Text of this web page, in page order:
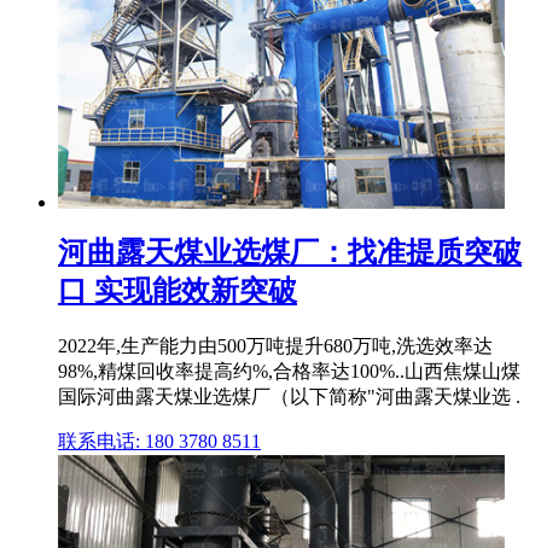
河曲露天煤业选煤厂：找准提质突破
口 实现能效新突破
2022年,生产能力由500万吨提升680万吨,洗选效率达
98%,精煤回收率提高约%,合格率达100%..山西焦煤山煤
国际河曲露天煤业选煤厂（以下简称"河曲露天煤业选 .
联系电话: 180 3780 8511